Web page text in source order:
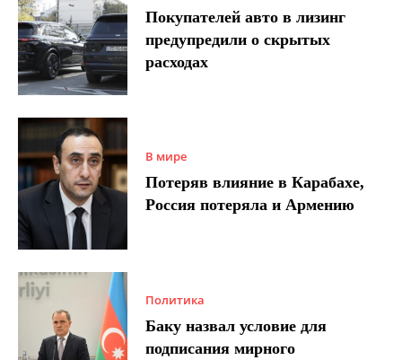
Покупателей авто в лизинг
предупредили о скрытых
расходах
В мире
Потеряв влияние в Карабахе,
Россия потеряла и Армению
Политика
Баку назвал условие для
подписания мирного